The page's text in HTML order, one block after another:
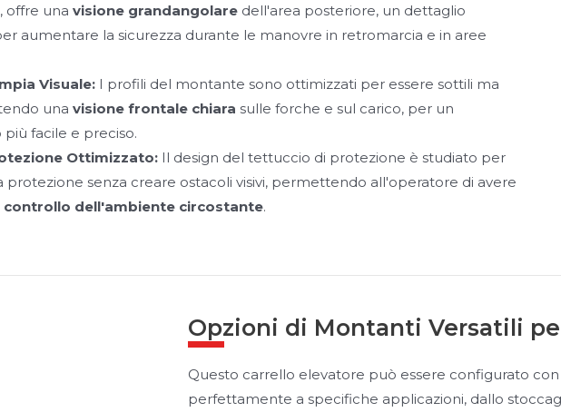
offre una visione grandangolare dell'area posteriore, un dettaglio
aumentare la sicurezza durante le manovre in retromarcia e in aree
Visuale: I profili del montante sono ottimizzati per essere sottili ma
una visione frontale chiara sulle forche e sul carico, per un
facile e preciso.
Ottimizzato: Il design del tettuccio di protezione è studiato per
protezione senza creare ostacoli visivi, permettendo all'operatore di avere
controllo dell'ambiente circostante.
Opzioni di Montanti Versatili
Questo carrello elevatore può essere configurato
perfettamente a specifiche applicazioni, dallo